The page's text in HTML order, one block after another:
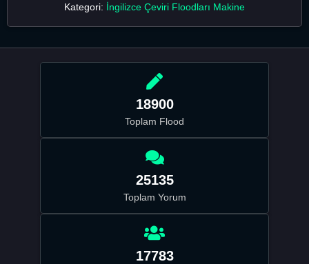
Kategori: İngilizce Çeviri Floodları Makine
18900
Toplam Flood
25135
Toplam Yorum
17783